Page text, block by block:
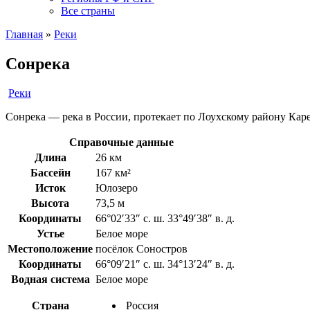
Все страны
Главная » Реки
Сонрека
Реки
Сонрека — река в России, протекает по Лоухскому району
Справочные данные
Длина
26 км
Бассейн
167 км²
Исток
Юлозеро
Высота
73,5 м
Координаты
66°02′33″ с. ш. 33°49′38″ в. д.
Устье
Белое море
Местоположение посёлок Соностров
Координаты
66°09′21″ с. ш. 34°13′24″ в. д.
Водная система Белое море
Страна Россия